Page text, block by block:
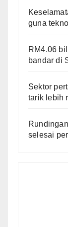
guna
RM4.06
bandar di
Sektor
tarik lebih
selesai